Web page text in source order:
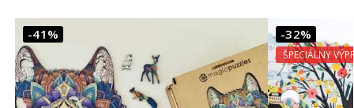
-41% -32%
ŠPECIÁLNY